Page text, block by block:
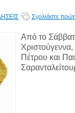
Σχολιάστε
Από το
Πέτρου και